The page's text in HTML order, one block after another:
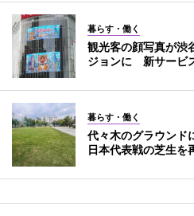
暮らす・働く
観光客の顔写真が渋
ジョンに 新サービ
暮らす・働く
代々木のグラウン
日本代表戦の芝生を